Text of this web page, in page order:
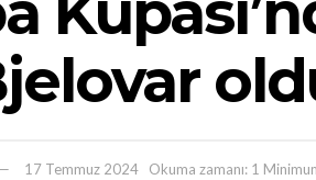
17 Temmuz 2024 Okuma zamanı: 1